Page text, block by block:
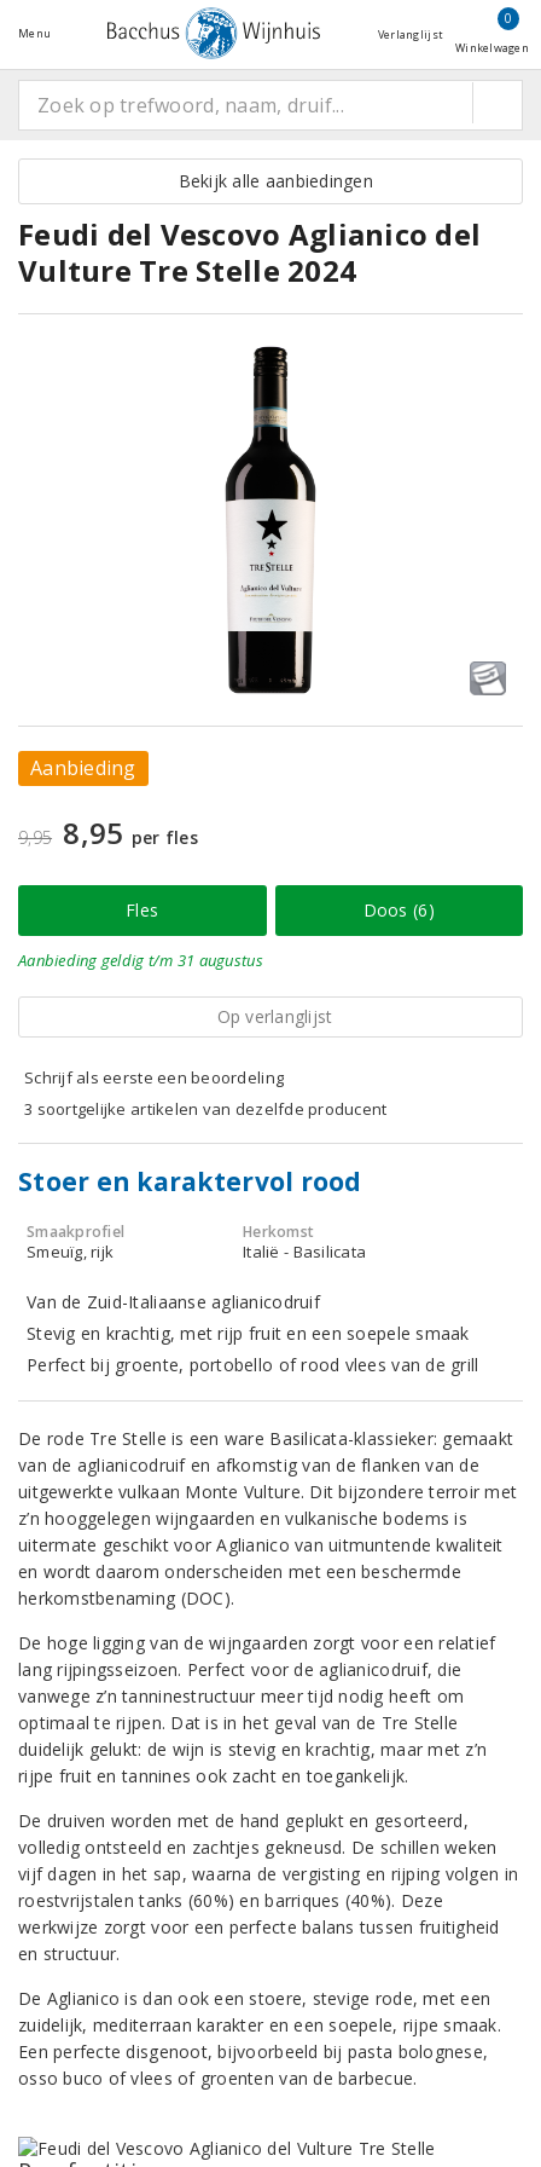
Menu Verlanglijst
0
Winkelwagen
Bekijk alle aanbiedingen
Feudi del Vescovo Aglianico del
Vulture Tre Stelle 2024
Aanbieding
9,95 8,95 per fles
Fles Doos (6)
Aanbieding geldig t/m 31 augustus
Op verlanglijst
Schrijf als eerste een beoordeling
3 soortgelijke artikelen van dezelfde producent
Stoer en karaktervol rood
Smaakprofiel
Smeuïg, rijk
Herkomst
Italië - Basilicata
Van de Zuid-Italiaanse aglianicodruif
Stevig en krachtig, met rijp fruit en een soepele smaak
Perfect bij groente, portobello of rood vlees van de grill
De rode Tre Stelle is een ware Basilicata-klassieker: gemaakt
van de aglianicodruif en afkomstig van de flanken van de
uitgewerkte vulkaan Monte Vulture. Dit bijzondere terroir met
z’n hooggelegen wijngaarden en vulkanische bodems is
uitermate geschikt voor Aglianico van uitmuntende kwaliteit
en wordt daarom onderscheiden met een beschermde
herkomstbenaming (DOC).
De hoge ligging van de wijngaarden zorgt voor een relatief
lang rijpingsseizoen. Perfect voor de aglianicodruif, die
vanwege z’n tanninestructuur meer tijd nodig heeft om
optimaal te rijpen. Dat is in het geval van de Tre Stelle
duidelijk gelukt: de wijn is stevig en krachtig, maar met z’n
rijpe fruit en tannines ook zacht en toegankelijk.
De druiven worden met de hand geplukt en gesorteerd,
volledig ontsteeld en zachtjes gekneusd. De schillen weken
vijf dagen in het sap, waarna de vergisting en rijping volgen in
roestvrijstalen tanks (60%) en barriques (40%). Deze
werkwijze zorgt voor een perfecte balans tussen fruitigheid
en structuur.
De Aglianico is dan ook een stoere, stevige rode, met een
zuidelijk, mediterraan karakter en een soepele, rijpe smaak.
Een perfecte disgenoot, bijvoorbeeld bij pasta bolognese,
osso buco of vlees of groenten van de barbecue.